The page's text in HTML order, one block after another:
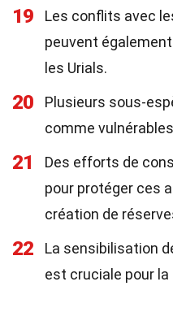
19
Les conflits avec
peuvent
les Urials.
20
Plusieurs sous-
comme
21
Des efforts de
pour protéger ces
création de
22
La sensibilisation
est cruciale pour